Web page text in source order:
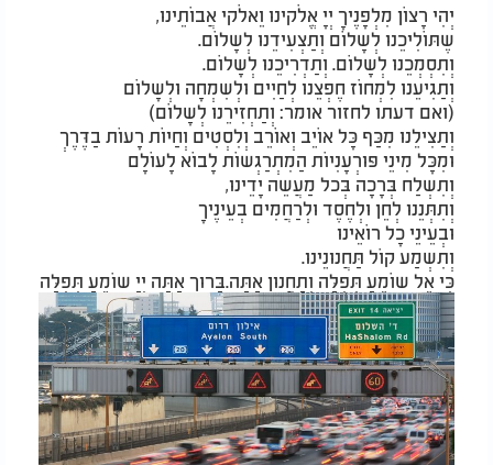
יְהִי רָצוֹן מִלְפָנֶיךָ יְיָ אֱלֹקינוּ וֵאלֹקי אֲבוֹתֵינוּ,
שֶתּוֹלִיכֵנוּ לְשָלוֹם וְתַצְעִידֵנוּ לְשָלוֹם.
וְתִסְמְכֵנוּ לְשָלוֹם. וְתַדְרִיכֵנוּ לְשָלוֹם.
וְתַגִיעֵנוּ לִמְחוֹז חֶפְצֵנוּ לְחַיִּים וּלְשִמְחָה וּלְשָלוֹם
(ואם דעתו לחזור אומר: וְתַחְזִירֵנוּ לְשָלוֹם)
וְתַצִּילֵנוּ מִכַּף כָּל אוֹיֵב וְאוֹרֵב וְלִסְטִים וְחַיּוֹת רָעוֹת בַדֶּרֶךְ
וּמִכָּל מִינֵי פּוּרְעָנִיּוֹת הַמִתְרַגְּשוֹת לָבוֹא לָעוֹלָם
וְתִשְלַח בְּרָכָה בְּכל מַעֲשֵה יָדֵינוּ,
וְתִתְּנֵנוּ לְחֵן וּלְחֶסֶד וּלְרַחֲמִים בְעֵינֶיךָ
וּבְעֵינֵי כָל רוֹאֵינוּ
וְתִשְמַע קוֹל תַּחֲנוּנֵינוּ.
כִּי אֵל שוֹמֵעַ תְּפִלָּה וְתַחֲנוּן אַתָּה.בָּרוּךְ אַתָּה יְיָ שוֹמֵעַ תְּפִלָּה